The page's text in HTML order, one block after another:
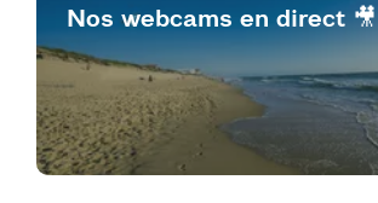
Nos webcams en direct 🎥